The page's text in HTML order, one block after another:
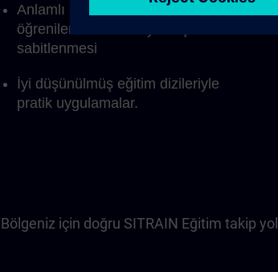
Anlamlı bağlantılar aracılığıyla
öğrenilenlerin daha iyi bir şekilde
sabitlenmesi
İyi düşünülmüş eğitim dizileriyle
pratik uygulamalar.
Bölgeniz için doğru SITRAIN Eğitim takip